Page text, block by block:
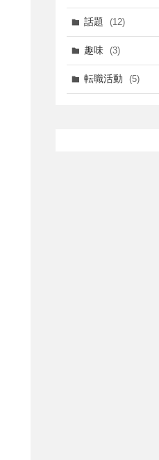
話題 (12)
趣味 (3)
転職活動 (5)